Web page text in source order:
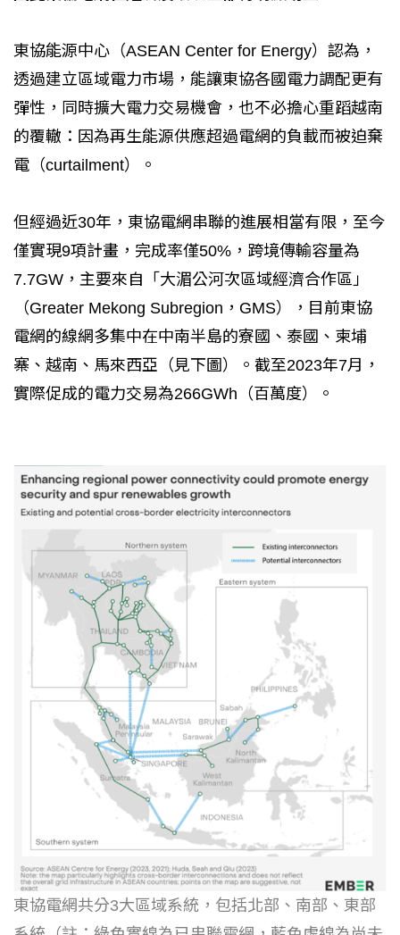
東協能源中心（ASEAN Center for Energy）認為，
透過建立區域電力市場，能讓東協各國電力調配更有
彈性，同時擴大電力交易機會，也不必擔心重蹈越南
的覆轍：因為再生能源供應超過電網的負載而被迫棄
電（curtailment）。
但經過近30年，東協電網串聯的進展相當有限，至今
僅實現9項計畫，完成率僅50%，跨境傳輸容量為
7.7GW，主要來自「大湄公河次區域經濟合作區」
（Greater Mekong Subregion，GMS），目前東協
電網的線網多集中在中南半島的寮國、泰國、柬埔
寨、越南、馬來西亞（見下圖）。截至2023年7月，
實際促成的電力交易為266GWh（百萬度）。
東協電網共分3大區域系統，包括北部、南部、東部